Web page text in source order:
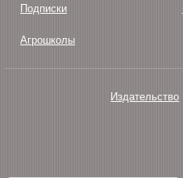
Подписки
Агрошколы
Издательство